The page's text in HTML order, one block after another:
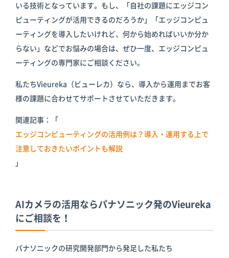
いる技術となっています。もし、「自社の課題にエッジコン
ピューティングが活用できるのだろうか」「エッジコンピュ
ーティングを導入したいけれど、何から始めればいいか分か
らない」などでお悩みの場合は、ぜひ一度、エッジコンピュ
ーティングの専門家にご相談ください。
私たちVieureka（ビューレカ）なら、導入から運用までお客
様の課題に合わせてサポートさせていただきます。
関連記事：「
エッジコンピューティングの活用例は？導入・運用する上で
注意しておきたいポイントも解説
」
AIカメラの活用ならパナソニック発のVieureka
にご相談を！
パナソニックの研究開発部門から発足した私たち